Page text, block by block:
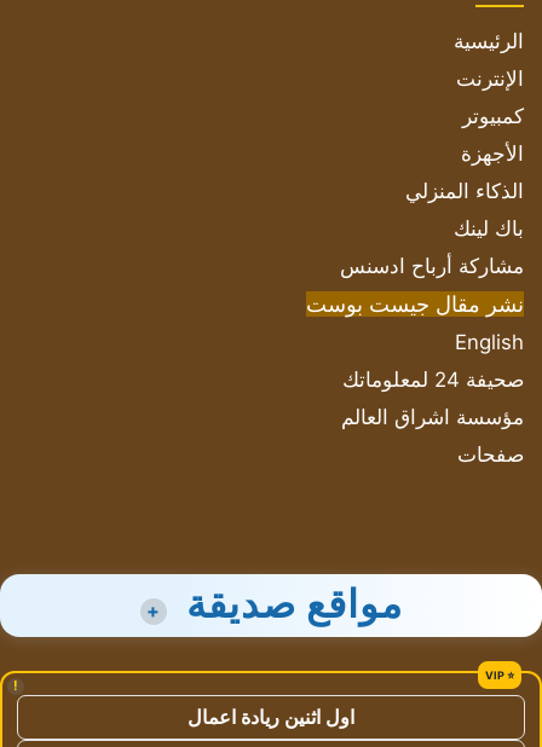
الرئيسية
الإنترنت
كمبيوتر
الأجهزة
الذكاء المنزلي
باك لينك
مشاركة أرباح ادسنس
نشر مقال جيست بوست
English
صحيفة 24 لمعلوماتك
مؤسسة اشراق العالم
صفحات
مواقع صديقة +
!
اول اثنين ريادة اعمال